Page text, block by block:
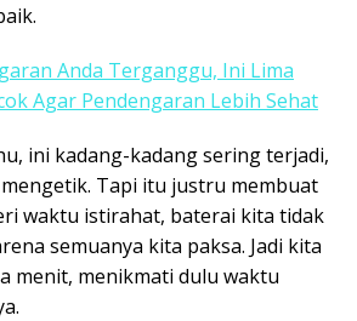
Anda Terganggu, Ini Lima
Agar Pendengaran Lebih Sehat
ini kadang-kadang sering terjadi,
Tapi itu justru membuat
waktu istirahat, baterai kita tidak
semuanya kita paksa. Jadi kita
menit, menikmati dulu waktu